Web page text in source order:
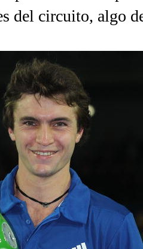
del circuito, algo